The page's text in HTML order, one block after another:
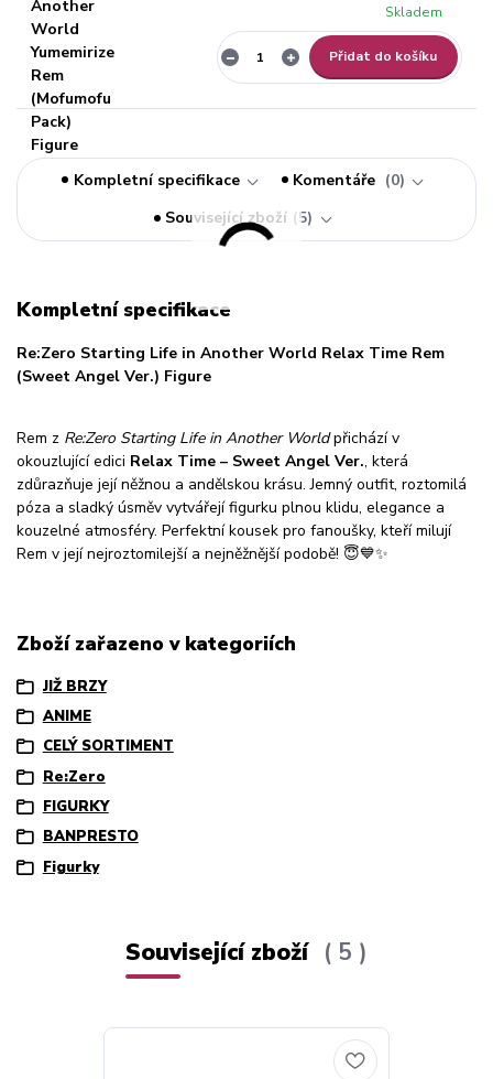
Skladem
Přidat do košíku
Kompletní specifikace Komentáře
0
Související zboží 5
Kompletní specifikace
Re:Zero Starting Life in Another World Relax Time Rem
(Sweet Angel Ver.) Figure
Rem z Re:Zero Starting Life in Another Worldpřichází v
okouzlující edici Relax Time – Sweet Angel Ver., která
zdůrazňuje její něžnou a andělskou krásu. Jemný outfit, roztomilá
póza a sladký úsměv vytvářejí figurku plnou klidu, elegance a
kouzelné atmosféry. Perfektní kousek pro fanoušky, kteří milují
Rem v její nejroztomilejší a nejněžnější podobě! 😇💙✨
Zboží zařazeno v kategoriích
JIŽ BRZY
ANIME
CELÝ SORTIMENT
Re:Zero
FIGURKY
BANPRESTO
Figurky
Související zboží 5